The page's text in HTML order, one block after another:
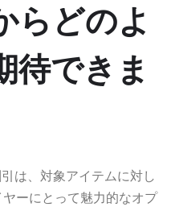
らどのよ
待できま
は、対象アイテムに対し
ーにとって魅力的なオプ